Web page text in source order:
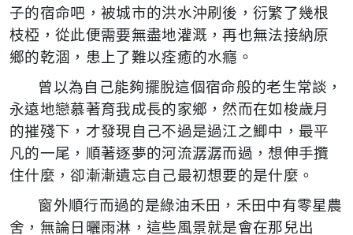
子的宿命吧，被城市的洪水沖刷後，衍繁了幾根
枝椏，從此便需要無盡地灌溉，再也無法接納原
鄉的乾涸，患上了難以痊癒的水癮。
曾以為自己能夠擺脫這個宿命般的老生常談，
永遠地戀慕著育我成長的家鄉，然而在如梭歲月
的摧殘下，才發現自己不過是過江之鯽中，最平
凡的一尾，順著逐夢的河流潺潺而過，想伸手攬
住什麼，卻漸漸遺忘自己最初想要的是什麼。
窗外順行而過的是綠油禾田，禾田中有零星農
舍，無論日曬雨淋，這些風景就是會在那兒出